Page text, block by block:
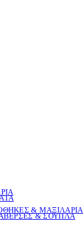
& ΜΑΞΙΛΑΡΙΑ
& ΣΟΥΠΛΑ